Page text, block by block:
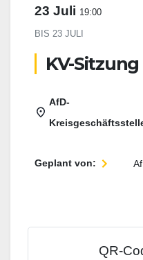
23 Juli 19:00
BIS 23 JULI
KV-Sitzung
AfD-
Geplant von:
QR-